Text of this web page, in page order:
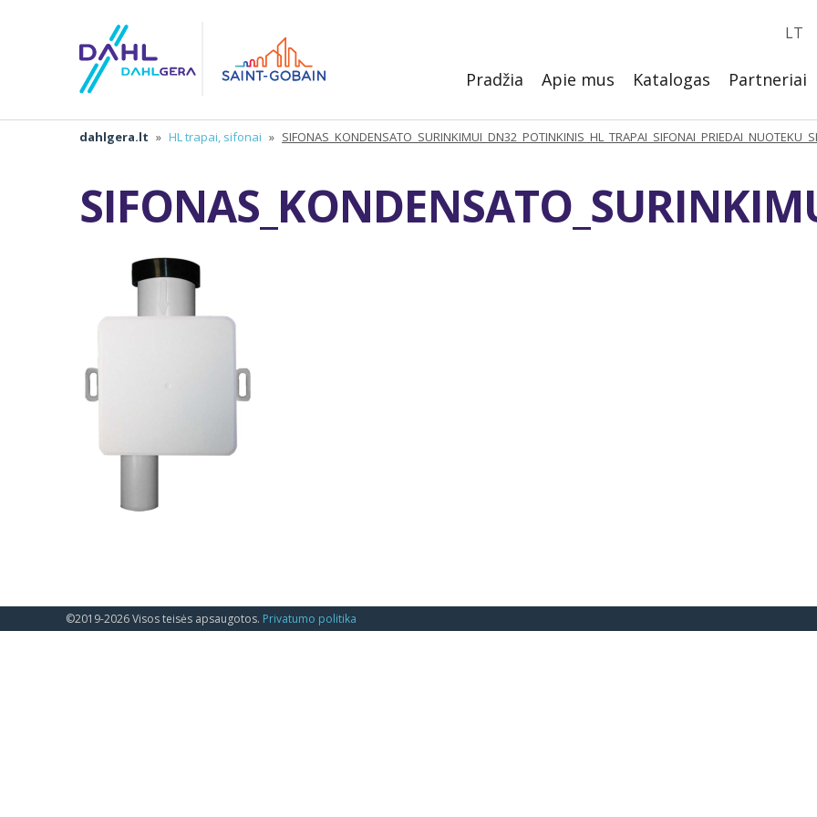
LT
Pradžia Apie mus Katalogas Partneriai
dahlgera.lt » HL trapai, sifonai »
©2019-2026 Visos teisės apsaugotos. Privatumo politika